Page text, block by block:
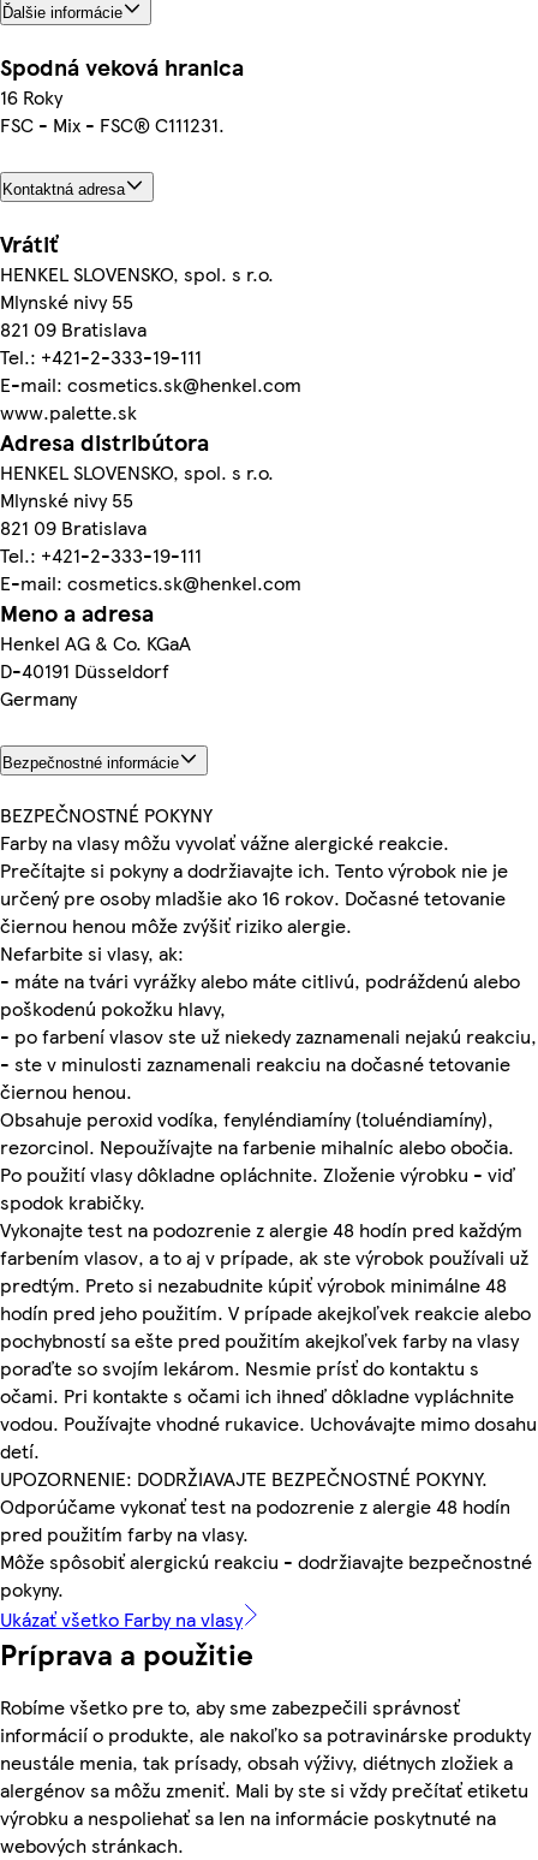
Ďalšie informácie
Spodná veková hranica
16 Roky
FSC - Mix - FSC® C111231.
Kontaktná adresa
Vrátiť
HENKEL SLOVENSKO, spol. s r.o.
Mlynské nivy 55
821 09 Bratislava
Tel.: +421-2-333-19-111
E-mail: cosmetics.sk@henkel.com
www.palette.sk
Adresa distribútora
HENKEL SLOVENSKO, spol. s r.o.
Mlynské nivy 55
821 09 Bratislava
Tel.: +421-2-333-19-111
E-mail: cosmetics.sk@henkel.com
Meno a adresa
Henkel AG & Co. KGaA
D-40191 Düsseldorf
Germany
Bezpečnostné informácie
BEZPEČNOSTNÉ POKYNY
Farby na vlasy môžu vyvolať vážne alergické reakcie.
Prečítajte si pokyny a dodržiavajte ich. Tento výrobok nie je
určený pre osoby mladšie ako 16 rokov. Dočasné tetovanie
čiernou henou môže zvýšiť riziko alergie.
Nefarbite si vlasy, ak:
- máte na tvári vyrážky alebo máte citlivú, podráždenú alebo
poškodenú pokožku hlavy,
- po farbení vlasov ste už niekedy zaznamenali nejakú reakciu,
- ste v minulosti zaznamenali reakciu na dočasné tetovanie
čiernou henou.
Obsahuje peroxid vodíka, fenyléndiamíny (toluéndiamíny),
rezorcinol. Nepoužívajte na farbenie mihalníc alebo obočia.
Po použití vlasy dôkladne opláchnite. Zloženie výrobku - viď
spodok krabičky.
Vykonajte test na podozrenie z alergie 48 hodín pred každým
farbením vlasov, a to aj v prípade, ak ste výrobok používali už
predtým. Preto si nezabudnite kúpiť výrobok minimálne 48
hodín pred jeho použitím. V prípade akejkoľvek reakcie alebo
pochybností sa ešte pred použitím akejkoľvek farby na vlasy
poraďte so svojím lekárom. Nesmie prísť do kontaktu s
očami. Pri kontakte s očami ich ihneď dôkladne vypláchnite
vodou. Používajte vhodné rukavice. Uchovávajte mimo dosahu
detí.
UPOZORNENIE: DODRŽIAVAJTE BEZPEČNOSTNÉ POKYNY.
Odporúčame vykonať test na podozrenie z alergie 48 hodín
pred použitím farby na vlasy.
Môže spôsobiť alergickú reakciu - dodržiavajte bezpečnostné
pokyny.
Ukázať všetko Farby na vlasy
Príprava a použitie
Robíme všetko pre to, aby sme zabezpečili správnosť
informácií o produkte, ale nakoľko sa potravinárske produkty
neustále menia, tak prísady, obsah výživy, diétnych zložiek a
alergénov sa môžu zmeniť. Mali by ste si vždy prečítať etiketu
výrobku a nespoliehať sa len na informácie poskytnuté na
webových stránkach.